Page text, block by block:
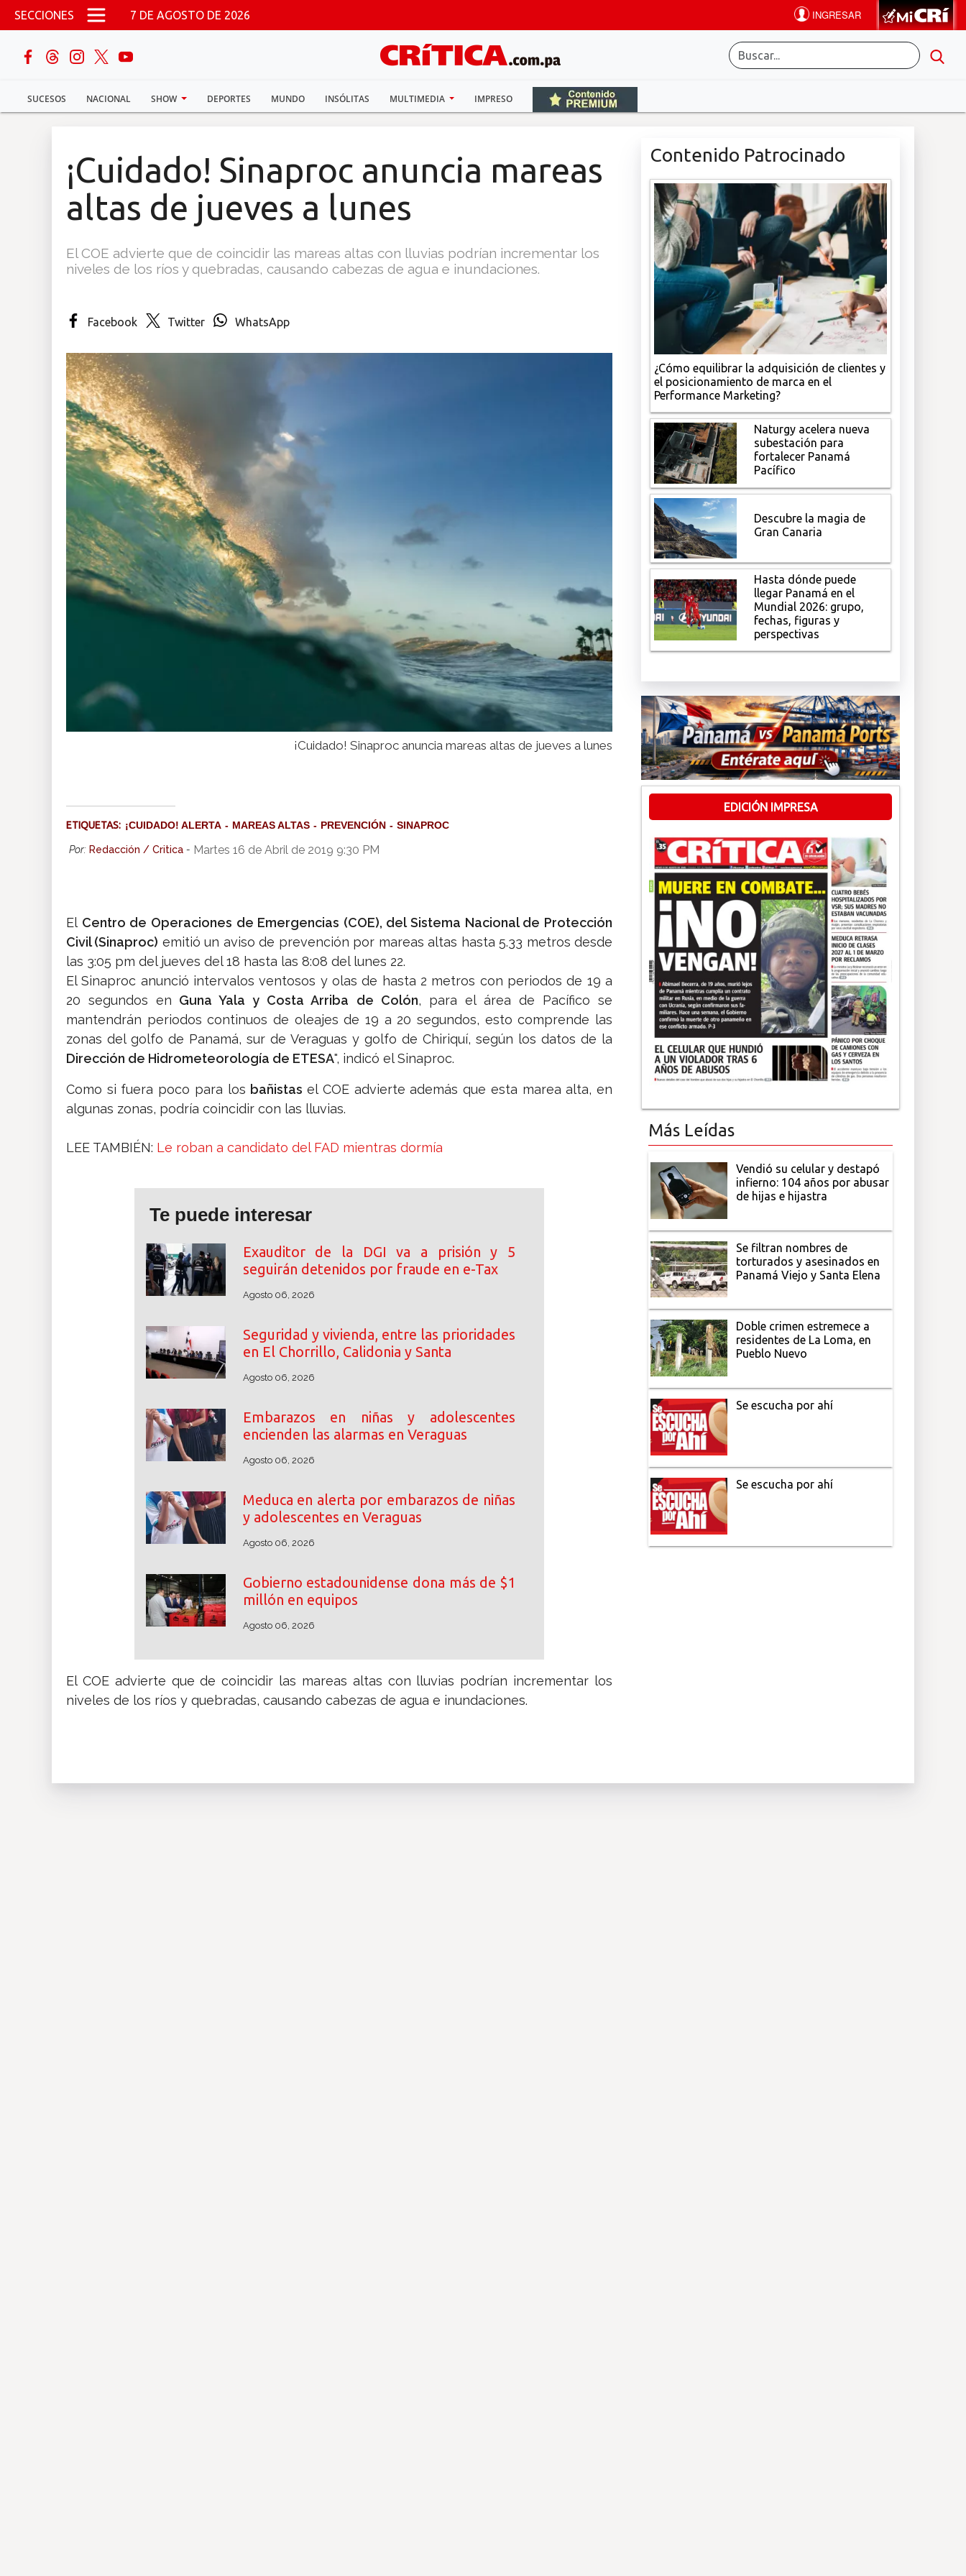
Pasar al contenido principal
SECCIONES 7 DE AGOSTO DE 2026
SUCESOS NACIONAL SHOW DEPORTES MUNDO INSÓLITAS MULTIMEDIA IMPRESO
buscar
Sucesos
Multimedia
¡Cuidado! Sinaproc anuncia mareas
altas de jueves a lunes
El COE advierte que de coincidir las mareas altas con lluvias podrían incrementar los
niveles de los ríos y quebradas, causando cabezas de agua e inundaciones.
Facebook Twitter WhatsApp
¡Cuidado! Sinaproc anuncia mareas altas de jueves a lunes
ETIQUETAS: ¡CUIDADO! ALERTA MAREAS ALTAS PREVENCIÓN SINAPROC
Por: Redacción / Critica - Martes 16 de Abril de 2019 9:30 PM
ElCentro de Operaciones de Emergencias (COE), del Sistema Nacional de Protección
Civil (Sinaproc) emitió un aviso de prevención por mareas altas hasta 5.33 metros desde
las 3:05 pm del jueves del 18 hasta las 8:08 del lunes 22.
El Sinaproc anunció intervalos ventosos y olas de hasta 2 metros con periodos de 19 a
20 segundos en Guna Yala y Costa Arriba de Colón, para el área de Pacífico se
mantendrán periodos continuos de oleajes de 19 a 20 segundos, esto comprende las
zonas del golfo de Panamá, sur de Veraguas y golfo de Chiriquí, según los datos de la
Dirección de Hidrometeorología de ETESA", indicó el Sinaproc.
Como si fuera poco para los bañistasel COE advierte además que esta marea alta, en
algunas zonas, podría coincidir con las lluvias.
LEE TAMBIÉN: Le roban a candidato del FAD mientras dormía
Te puede interesar
Exauditor de la DGI va a prisión y 5
seguirán detenidos por fraude en e-Tax
Agosto 06, 2026
Seguridad y vivienda, entre las prioridades
en El Chorrillo, Calidonia y Santa
Agosto 06, 2026
Embarazos en niñas y adolescentes
encienden las alarmas en Veraguas
Agosto 06, 2026
Meduca en alerta por embarazos de niñas
y adolescentes en Veraguas
Agosto 06, 2026
Gobierno estadounidense dona más de $1
millón en equipos
Agosto 06, 2026
El COE advierte que de coincidir las mareas altas con lluvias podrían incrementar los
niveles de los ríos y quebradas, causando cabezas de agua e inundaciones.
Contenido Patrocinado
¿Cómo equilibrar la adquisición de clientes y
el posicionamiento de marca en el
Performance Marketing?
Naturgy acelera nueva
subestación para
fortalecer Panamá
Pacífico
Descubre la magia de
Gran Canaria
Hasta dónde puede
llegar Panamá en el
Mundial 2026: grupo,
fechas, figuras y
perspectivas
EDICIÓN IMPRESA
Más Leídas
Vendió su celular y destapó
infierno: 104 años por abusar
de hijas e hijastra
Se filtran nombres de
torturados y asesinados en
Panamá Viejo y Santa Elena
Doble crimen estremece a
residentes de La Loma, en
Pueblo Nuevo
Se escucha por ahí
Se escucha por ahí